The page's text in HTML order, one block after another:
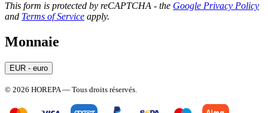
This form is protected by reCAPTCHA - the Google Privacy Policy
and Terms of Service apply.
Monnaie
EUR - euro
© 2026 HOREPA — Tous droits réservés.